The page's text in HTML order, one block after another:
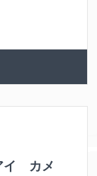
イ カメ